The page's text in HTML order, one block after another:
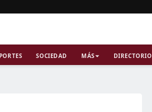
SOCIEDAD MÁS DIRECTORIO